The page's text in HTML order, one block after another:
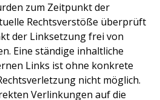
zum Zeitpunkt der
Rechtsverstöße überprüft
der Linksetzung frei von
Eine ständige inhaltliche
Links ist ohne konkrete
nicht möglich.
Verlinkungen auf die